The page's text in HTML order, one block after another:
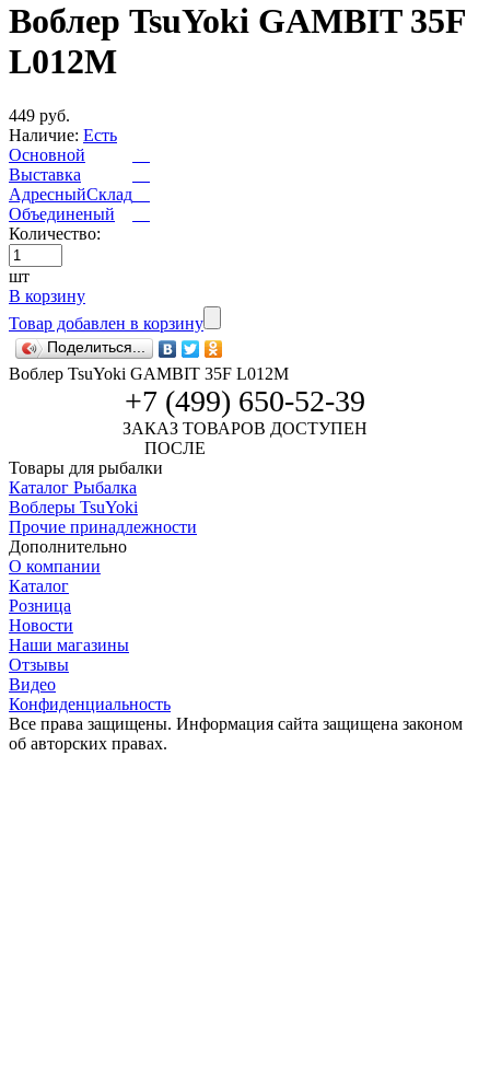
Воблер TsuYoki GAMBIT 35F
L012M
449 руб.
Наличие: Есть
Основной
Выставка
АдресныйСклад
Объединеный
Количество:
шт
В корзину
Товар добавлен в корзину
Поделиться...
Воблер TsuYoki GAMBIT 35F L012M
+7 (499) 650-52-39
ЗАКАЗ ТОВАРОВ ДОСТУПЕН
ПОСЛЕ
Товары для рыбалки
Каталог Рыбалка
Воблеры TsuYoki
Прочие принадлежности
Дополнительно
О компании
Каталог
Розница
Новости
Наши магазины
Отзывы
Видео
Конфиденциальность
Все права защищены. Информация сайта защищена законом
об авторских правах.